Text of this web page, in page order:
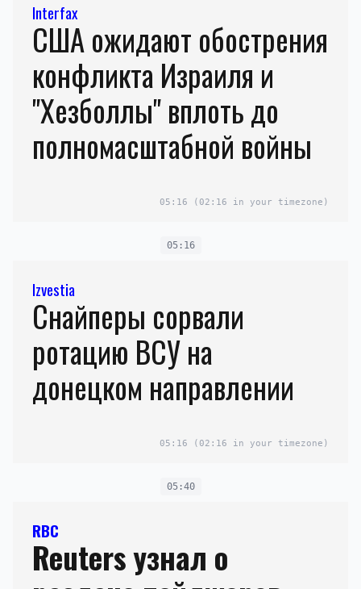
Interfax
США ожидают обострения
конфликта Израиля и
"Хезболлы" вплоть до
полномасштабной войны
05:16 (02:16 in your timezone)
05:16
Izvestia
Снайперы сорвали
ротацию ВСУ на
донецком направлении
05:16 (02:16 in your timezone)
05:40
RBC
Reuters узнал о